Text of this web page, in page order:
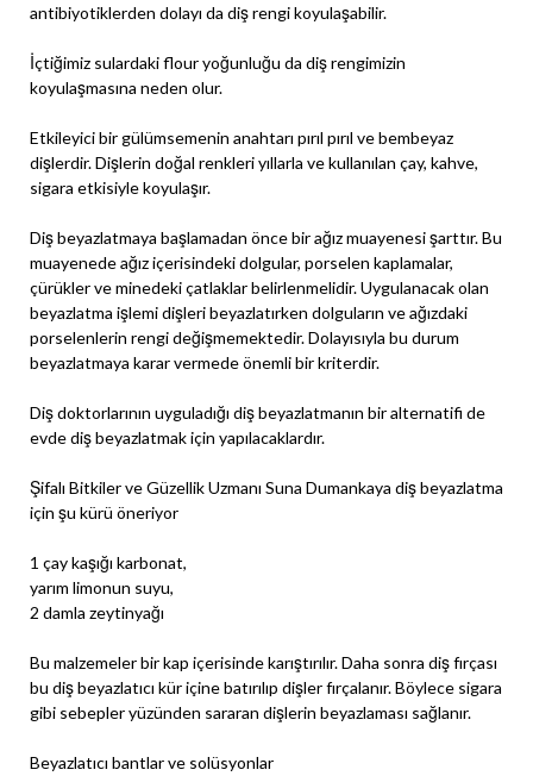
antibiyotiklerden dolayı da diş rengi koyulaşabilir.
İçtiğimiz sulardaki flour yoğunluğu da diş rengimizin
koyulaşmasına neden olur.
Etkileyici bir gülümsemenin anahtarı pırıl pırıl ve bembeyaz
dişlerdir. Dişlerin doğal renkleri yıllarla ve kullanılan çay, kahve,
sigara etkisiyle koyulaşır.
Diş beyazlatmaya başlamadan önce bir ağız muayenesi şarttır. Bu
muayenede ağız içerisindeki dolgular, porselen kaplamalar,
çürükler ve minedeki çatlaklar belirlenmelidir. Uygulanacak olan
beyazlatma işlemi dişleri beyazlatırken dolguların ve ağızdaki
porselenlerin rengi değişmemektedir. Dolayısıyla bu durum
beyazlatmaya karar vermede önemli bir kriterdir.
Diş doktorlarının uyguladığı diş beyazlatmanın bir alternatifi de
evde diş beyazlatmak için yapılacaklardır.
Şifalı Bitkiler ve Güzellik Uzmanı Suna Dumankaya diş beyazlatma
için şu kürü öneriyor
1 çay kaşığı karbonat,
yarım limonun suyu,
2 damla zeytinyağı
Bu malzemeler bir kap içerisinde karıştırılır. Daha sonra diş fırçası
bu diş beyazlatıcı kür içine batırılıp dişler fırçalanır. Böylece sigara
gibi sebepler yüzünden sararan dişlerin beyazlaması sağlanır.
Beyazlatıcı bantlar ve solüsyonlar